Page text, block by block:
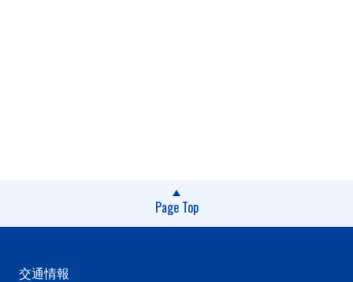
Page Top
交通情報